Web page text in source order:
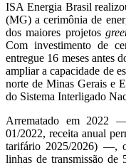
ISA Energia Brasil
(MG) a cerimônia de
dos maiores projetos
Com investimento de
entregue 16 meses antes
ampliar a capacidade de
norte de Minas Gerais e
do Sistema Interligado
Arrematado em 2022
01/2022, receita anual
tarifário 2025/2026) ―, o
linhas de transmissão